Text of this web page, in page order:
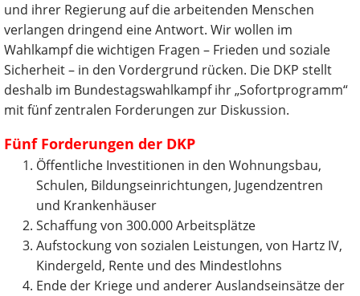
und ihrer Regierung auf die arbeitenden Menschen
verlangen dringend eine Antwort. Wir wollen im
Wahlkampf die wichtigen Fragen – Frieden und soziale
Sicherheit – in den Vordergrund rücken. Die DKP stellt
deshalb im Bundestagswahlkampf ihr „Sofortprogramm“
mit fünf zentralen Forderungen zur Diskussion.
Fünf Forderungen der DKP
Öffentliche Investitionen in den Wohnungsbau,
Schulen, Bildungseinrichtungen, Jugendzentren
und Krankenhäuser
Schaffung von 300.000 Arbeitsplätze
Aufstockung von sozialen Leistungen, von Hartz IV,
Kindergeld, Rente und des Min­destlohns
Ende der Kriege und anderer Auslandseinsätze der